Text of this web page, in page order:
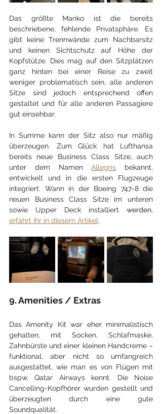
Das größte Manko ist die bereits
beschriebene, fehlende Privatsphäre. Es
gibt keine Trennwände zum Nachbarsitz
und keinen Sichtschutz auf Höhe der
Kopfstütze. Dies mag auf den Sitzplätzen
ganz hinten bei einer Reise zu zweit
weniger problematisch sein, alle anderen
Sitze sind jedoch entsprechend offen
gestaltet und für alle anderen Passagiere
gut einsehbar.
In Summe kann der Sitz also nur mäßig
überzeugen. Zum Glück hat Lufthansa
bereits neue Business Class Sitze, auch
unter dem Namen Allegris bekannt,
entwickelt und in die ersten Flugzeuge
integriert. Wann in der Boeing 747-8 die
neuen Business Class Sitze im unteren
sowie Upper Deck installiert wer
erfahrt ihr in diesem Artikel.
9. Amenities / Extras
Das Amenity Kit war eher minimalistisch
gehalten, mit Socken, Schlafmaske,
Zahnbürste und einer kleinen Handcreme –
funktional, aber nicht so umfangreich
ausgestattet, wie man es von Flügen mit
bspw. Qatar Airways kennt. Die Noise
Cancelling-Kopfhörer wurden gestellt und
überzeugten durch eine gute
Soundqualität.